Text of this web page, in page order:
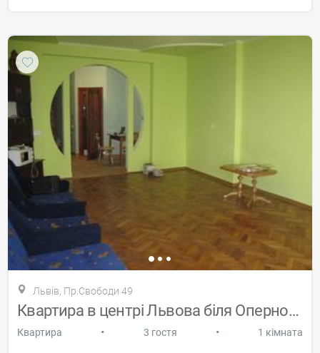
Львів, Пр.Свободи 49
Квартира в центрі Львова біля Оперного
Квартира • 3 гостя • 1 кімната